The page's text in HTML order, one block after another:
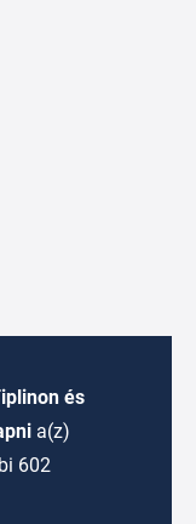
és
a(z)
602